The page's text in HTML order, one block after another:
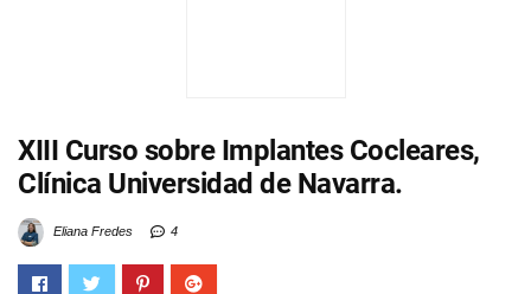
XIII Curso sobre Implantes Cocleares,
Clínica Universidad de Navarra.
Eliana Fredes 4